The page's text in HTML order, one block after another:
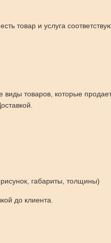
товар и услуга
виды товаров, которые
габариты, толщины)
до клиента.